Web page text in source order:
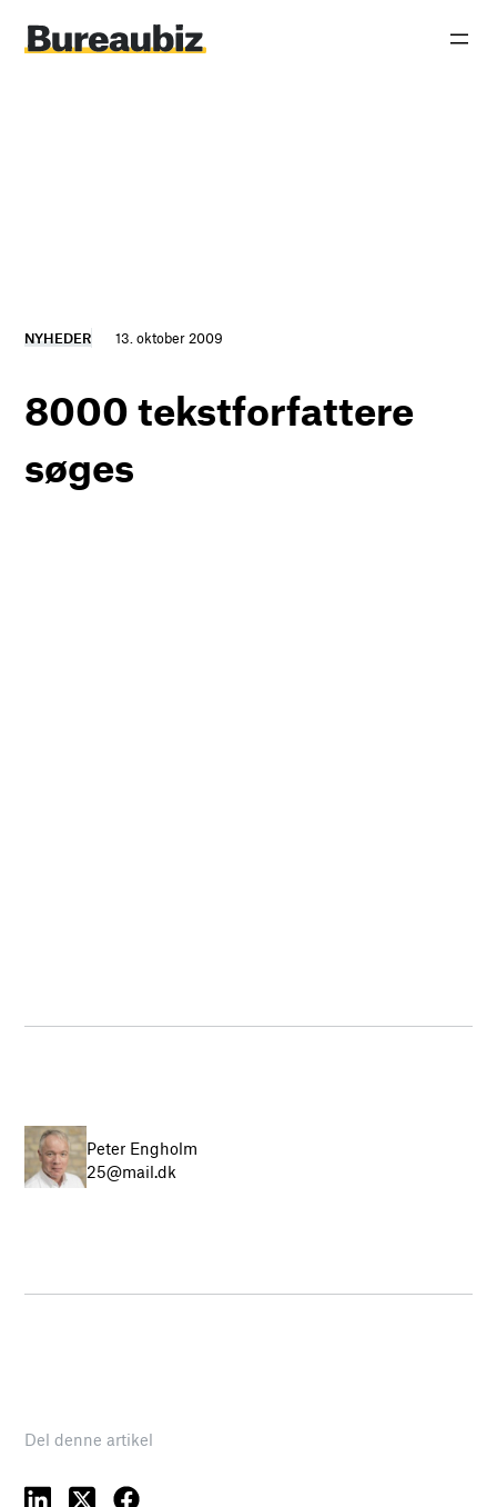
indhold
NYHEDER 13. oktober 2009
8000 tekstforfattere
søges
Peter Engholm
25@mail.dk
Del denne artikel